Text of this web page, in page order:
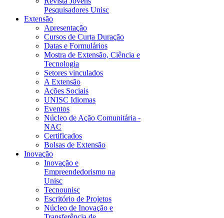
Pesquisadores Unisc
Extensão
Apresentação
Cursos de Curta Duração
Datas e Formulários
Mostra de Extensão, Ciência e
Tecnologia
Setores vinculados
A Extensão
Ações Sociais
UNISC Idiomas
Eventos
Núcleo de Ação Comunitária -
NAC
Certificados
Bolsas de Extensão
Inovação
Inovação e
Empreendedorismo na
Unisc
Tecnounisc
Escritório de Projetos
Núcleo de Inovação e